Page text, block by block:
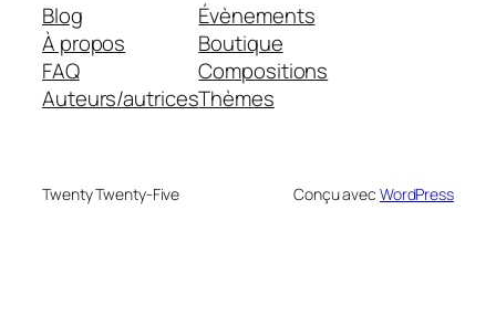
Blog
À propos
FAQ
Auteurs/autrices
Évènements
Boutique
Compositions
Thèmes
Twenty Twenty-Five Conçu avec WordPress